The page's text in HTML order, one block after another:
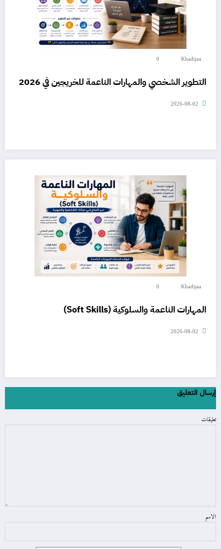
Khadijaa
0
التطوير الشخصي والمهارات الناعمة للخريجين في 2026
2026-08-02
Khadijaa
0
المهارات الناعمة والسلوكية (Soft Skills)
2026-08-02
إرسال التعليق
تعليقات
الاسم